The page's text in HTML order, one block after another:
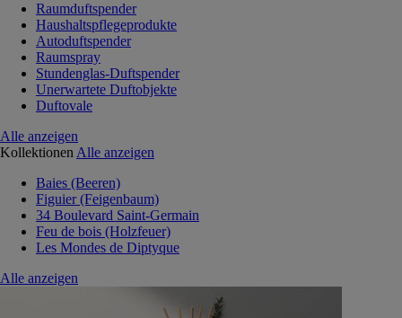
Raumduftspender
Haushaltspflegeprodukte
Autoduftspender
Raumspray
Stundenglas-Duftspender
Unerwartete Duftobjekte
Duftovale
Alle anzeigen
Kollektionen Alle anzeigen
Baies (Beeren)
Figuier (Feigenbaum)
34 Boulevard Saint-Germain
Feu de bois (Holzfeuer)
Les Mondes de Diptyque
Alle anzeigen